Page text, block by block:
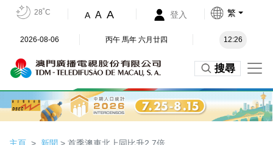
28˚C A A A 登入 繁
2026-08-06 丙午 馬年 六月廿四 12:26
搜尋